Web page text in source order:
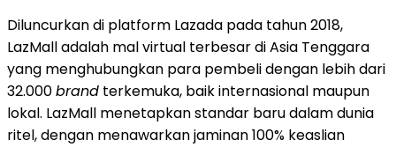
Diluncurkan di platform Lazada pada tahun 2018,
LazMall adalah mal virtual terbesar di Asia Tenggara
yang menghubungkan para pembeli dengan lebih dari
32.000brand terkemuka, baik internasional maupun
lokal. LazMall menetapkan standar baru dalam dunia
ritel, dengan menawarkan jaminan 100% keaslian